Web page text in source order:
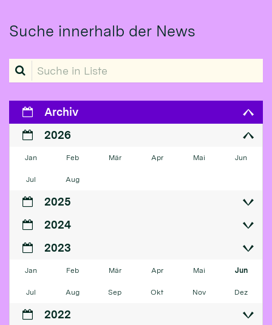
Suche innerhalb der News
Suche in Liste
Archiv
2026
Jan Feb Mär Apr Mai Jun
Jul Aug
2025
2024
2023
Jan Feb Mär Apr Mai Jun
Jul Aug Sep Okt Nov Dez
2022